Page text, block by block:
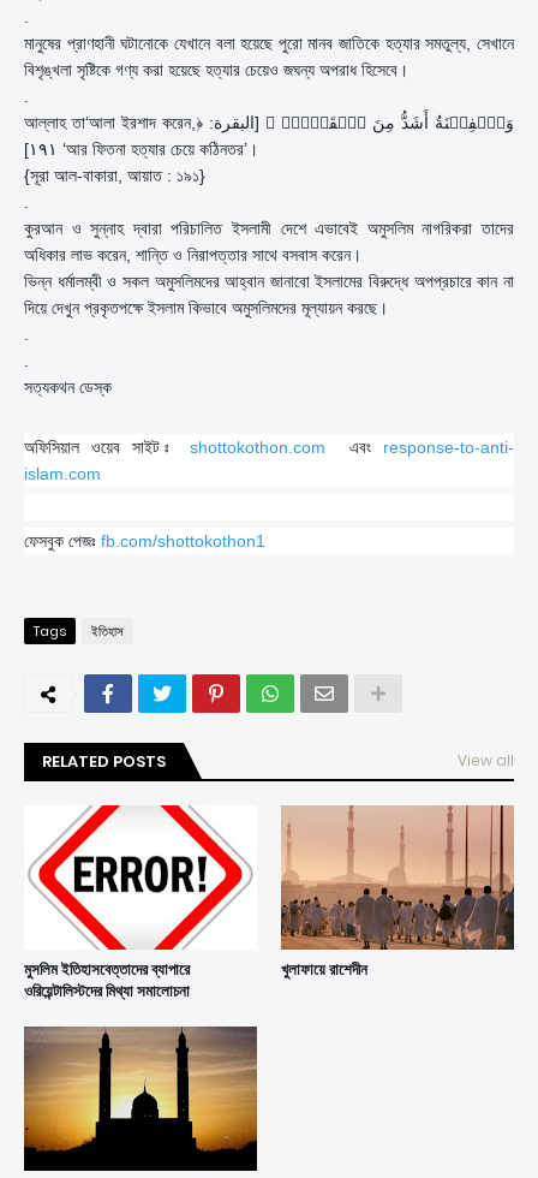
মানুষের প্রাণহানী ঘটানোকে যেখানে বলা হয়েছে পুরো মানব জাতিকে হত্যার সমতুল্য, সেখানে
বিশৃঙ্খলা সৃষ্টিকে গণ্য করা হয়েছে হত্যার চেয়েও জঘন্য অপরাধ হিসেবে।
আল্লাহ তা‘আলা ইরশাদ করেন,﴿ وَٱلۡفِتۡنَةُ أَشَدُّ مِنَ ٱلۡقَتۡلِۚ ﴾ [البقرة:
١٩١] ‘আর ফিতনা হত্যার চেয়ে কঠিনতর’।
{সূরা আল-বাকারা, আয়াত : ১৯১}
কুরআন ও সুন্নাহ দ্বারা পরিচালিত ইসলামী দেশে এভাবেই অমুসলিম নাগরিকরা তাদের
অধিকার লাভ করেন, শান্তি ও নিরাপত্তার সাথে বসবাস করেন।
ভিন্ন ধর্মালম্বী ও সকল অমুসলিমদের আহ্বান জানাবো ইসলামের বিরুদ্ধে অপপ্রচারে কান না
দিয়ে দেখুন প্রকৃতপক্ষে ইসলাম কিভাবে অমুসলিমদের মূল্যায়ন করছে।
সত্যকথন ডেস্ক
অফিসিয়াল ওয়েব সাইট ঃ shottokothon.com এবং response-to-anti-
islam.com
ফেসবুক পেজঃ fb.com/shottokothon1
Tags ইতিহাস
RELATED POSTS View all
মুসলিম ইতিহাসবেত্তাদের ব্যাপারে
ওরিয়েন্টালিস্টদের মিথ্যা সমালোচনা
খুলাফায়ে রাশেদীন